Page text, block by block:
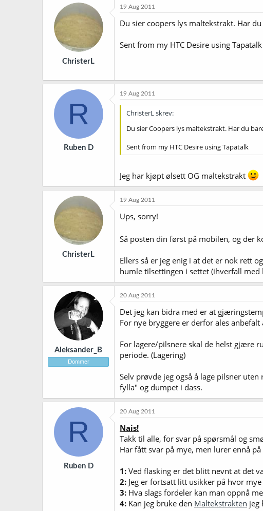
ChristerL
19 Aug 2011
Du sier coopers lys maltekstrakt. Har
Sent from my HTC Desire using Tapatalk
R
Ruben D
19 Aug 2011
ChristerL skrev:
Du sier Coopers lys maltekstrakt. Har du
Sent from my HTC Desire using Tapatalk
Jeg har kjøpt ølsett OG maltekstrakt
ChristerL
19 Aug 2011
Ups, sorry!
Så posten din først på mobilen, og der
Ellers så er jeg enig i at det er nok rett
humle tilsettingen i settet (ihverfall
Aleksander_B
Dommer
20 Aug 2011
Det jeg kan bidra med er at
For nye bryggere er derfor ales
For lagere/pilsnere skal de helst gjære
periode. (Lagering)
Selv prøvde jeg også å lage pilsner
fylla" og dumpet i dass.
R
Ruben D
20 Aug 2011
Nais!
Takk til alle, for svar på spørsmål og
Har fått svar på mye, men lurer ennå
1: Ved flasking er det blitt nevnt at det
2: Jeg er fortsatt litt usikker på hvor
3: Hva slags fordeler kan man oppnå
4: Kan jeg bruke den Maltekstrakten jeg